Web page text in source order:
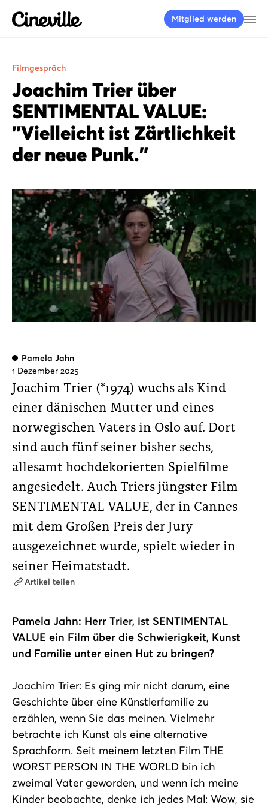
Cineville Logo
Mitglied werden
Filmgespräch
Joachim Trier über
SENTIMENTAL VALUE:
"Vielleicht ist Zärtlichkeit
der neue Punk."
Pamela Jahn
1 Dezember 2025
Joachim Trier (*1974) wuchs als Kind
einer dänischen Mutter und eines
norwegischen Vaters in Oslo auf. Dort
sind auch fünf seiner bisher sechs,
allesamt hochdekorierten Spielfilme
angesiedelt. Auch Triers jüngster Film
SENTIMENTAL VALUE, der in Cannes
mit dem Großen Preis der Jury
ausgezeichnet wurde, spielt wieder in
seiner Heimatstadt.
Artikel teilen
Pamela Jahn: Herr Trier, ist SENTIMENTAL
VALUE ein Film über die Schwierigkeit, Kunst
und Familie unter einen Hut zu bringen?
Joachim Trier: Es ging mir nicht darum, eine
Geschichte über eine Künstlerfamilie zu
erzählen, wenn Sie das meinen. Vielmehr
betrachte ich Kunst als eine alternative
Sprachform. Seit meinem letzten Film THE
WORST PERSON IN THE WORLD bin ich
zweimal Vater geworden, und wenn ich meine
Kinder beobachte, denke ich jedes Mal: Wow, sie